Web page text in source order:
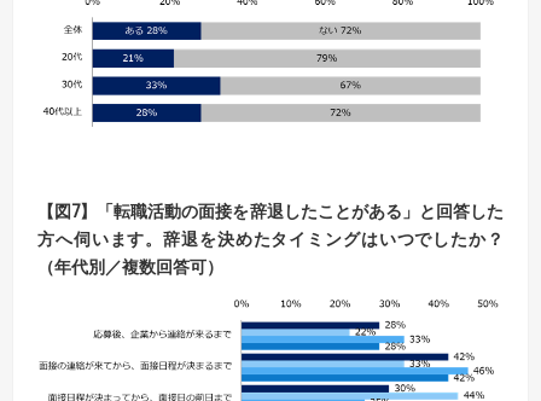
【 図7】
「転職活動の面接を辞退したことがある」と回答した
方へ伺います。辞退を決めたタイミングはいつでしたか？
（年代別／複数回答可）